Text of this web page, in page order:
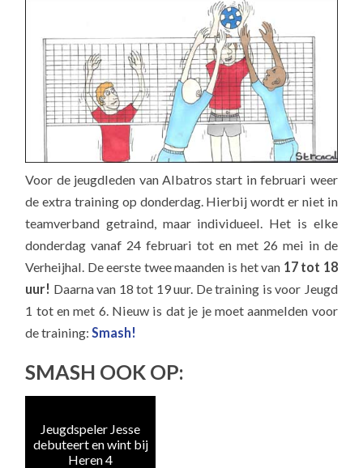
Voor de jeugdleden van Albatros start in februari weer
de extra training op donderdag. Hierbij wordt er niet in
teamverband getraind, maar individueel. Het is elke
donderdag vanaf 24 februari tot en met 26 mei in de
Verheijhal. De eerste twee maanden is het van 17 tot 18
uur! Daarna van 18 tot 19 uur. De training is voor Jeugd
1 tot en met 6. Nieuw is dat je je moet aanmelden voor
de training: Smash!
SMASH OOK OP:
Jeugdspeler Jesse
debuteert en wint bij
Heren 4